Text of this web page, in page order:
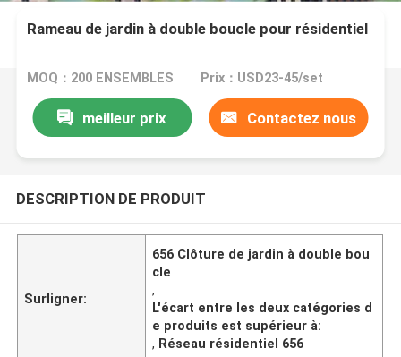
Rameau de jardin à double boucle pour résidentiel
MOQ：200 ENSEMBLES Prix：USD23-45/set
meilleur prix Contactez nous
DESCRIPTION DE PRODUIT
Surligner:
656 Clôture de jardin à double bou
cle
,
L'écart entre les deux catégories d
e produits est supérieur à:
, Réseau résidentiel 656